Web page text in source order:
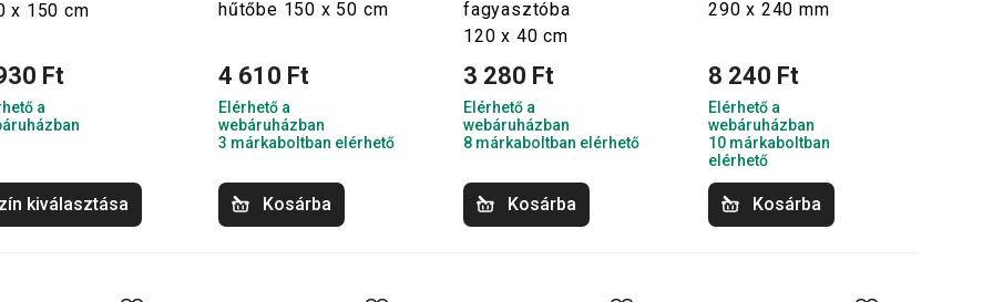
x 150 cm
Ft
a
kiválasztása
hűtőbe 150 x 50 cm
4 610 Ft
Elérhető a
webáruházban
3 márkaboltban elérhető
Kosárba
fagyasztóba
120 x 40 cm
3 280 Ft
Elérhető a
webáruházban
8 márkaboltban elérhető
Kosárba
290 x 240 mm
8 240 Ft
Elérhető a
webáruházban
10 márkaboltban
elérhető
Kosárba